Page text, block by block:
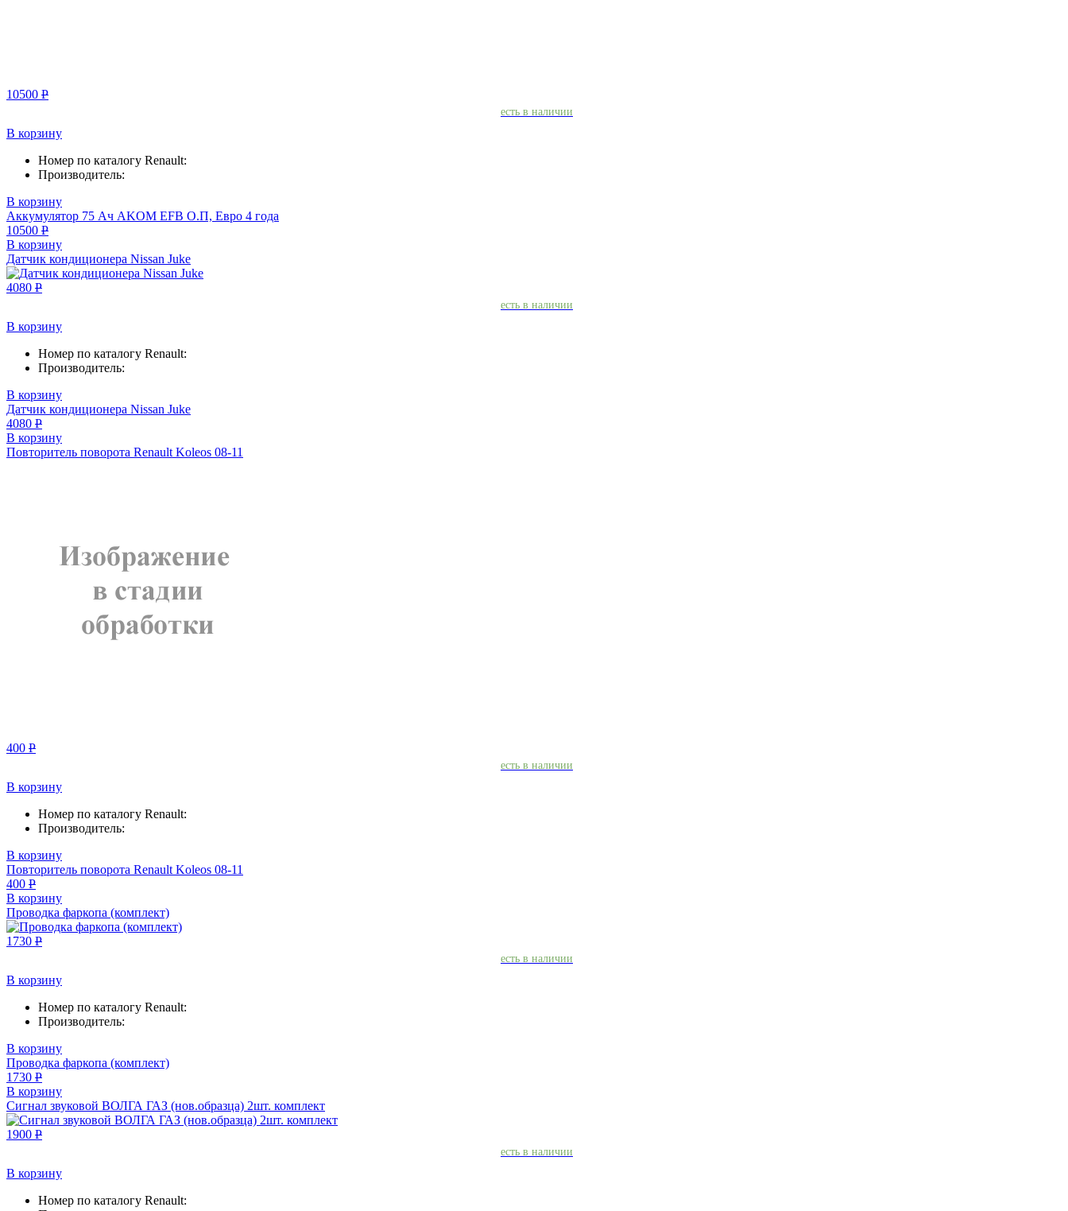
10500 Р
есть в наличии
В корзину
Номер по каталогу Renault:
Производитель:
В корзину
Аккумулятор 75 Aч AKOM EFB О.П, Евро 4 года
10500 Р
В корзину
Датчик кондиционера Nissan Juke
4080 Р
есть в наличии
В корзину
Номер по каталогу Renault:
Производитель:
В корзину
Датчик кондиционера Nissan Juke
4080 Р
В корзину
Повторитель поворота Renault Koleos 08-11
400 Р
есть в наличии
В корзину
Номер по каталогу Renault:
Производитель:
В корзину
Повторитель поворота Renault Koleos 08-11
400 Р
В корзину
Проводка фаркопа (комплект)
1730 Р
есть в наличии
В корзину
Номер по каталогу Renault:
Производитель:
В корзину
Проводка фаркопа (комплект)
1730 Р
В корзину
Сигнал звуковой ВОЛГА ГАЗ (нов.образца) 2шт. комплект
1900 Р
есть в наличии
В корзину
Номер по каталогу Renault: